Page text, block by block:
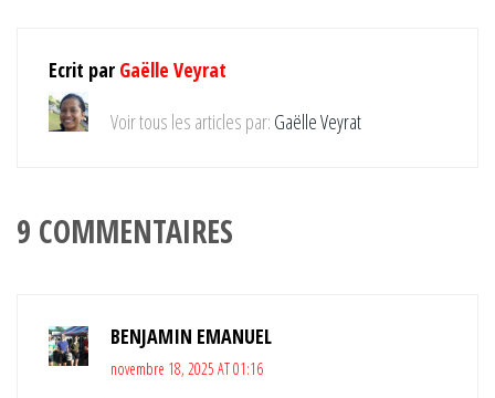
Ecrit par Gaëlle Veyrat
Voir tous les articles par: Gaëlle Veyrat
9 COMMENTAIRES
BENJAMIN EMANUEL
novembre 18, 2025 AT 01:16